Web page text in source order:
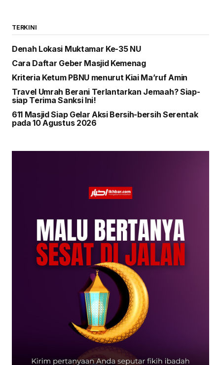
TERKINI
Denah Lokasi Muktamar Ke-35 NU
Cara Daftar Geber Masjid Kemenag
Kriteria Ketum PBNU menurut Kiai Ma’ruf Amin
Travel Umrah Berani Terlantarkan Jemaah? Siap-
siap Terima Sanksi Ini!
611 Masjid Siap Gelar Aksi Bersih-bersih Serentak
pada 10 Agustus 2026